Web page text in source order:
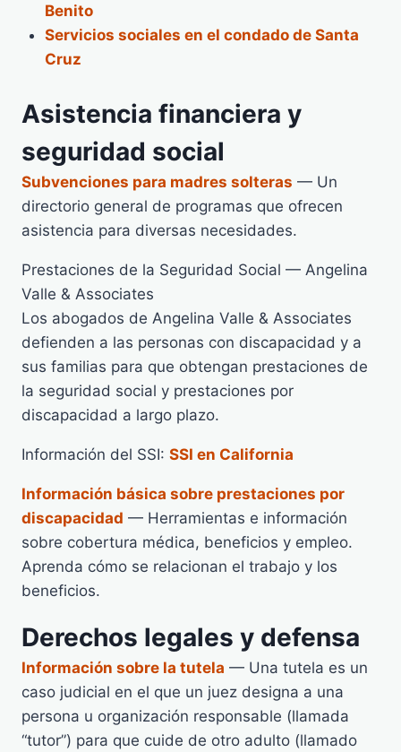
Benito
Servicios sociales en el condado de Santa
Cruz
Asistencia financiera y
seguridad social
Subvenciones para madres solteras — Un
directorio general de programas que ofrecen
asistencia para diversas necesidades.
Prestaciones de la Seguridad Social — Angelina
Valle & Associates
Los abogados de Angelina Valle & Associates
defienden a las personas con discapacidad y a
sus familias para que obtengan prestaciones de
la seguridad social y prestaciones por
discapacidad a largo plazo.
Información del SSI: SSI en California
Información básica sobre prestaciones por
discapacidad — Herramientas e información
sobre cobertura médica, beneficios y empleo.
Aprenda cómo se relacionan el trabajo y los
beneficios.
Derechos legales y defensa
Información sobre la tutela — Una tutela es un
caso judicial en el que un juez designa a una
persona u organización responsable (llamada
“tutor”) para que cuide de otro adulto (llamado